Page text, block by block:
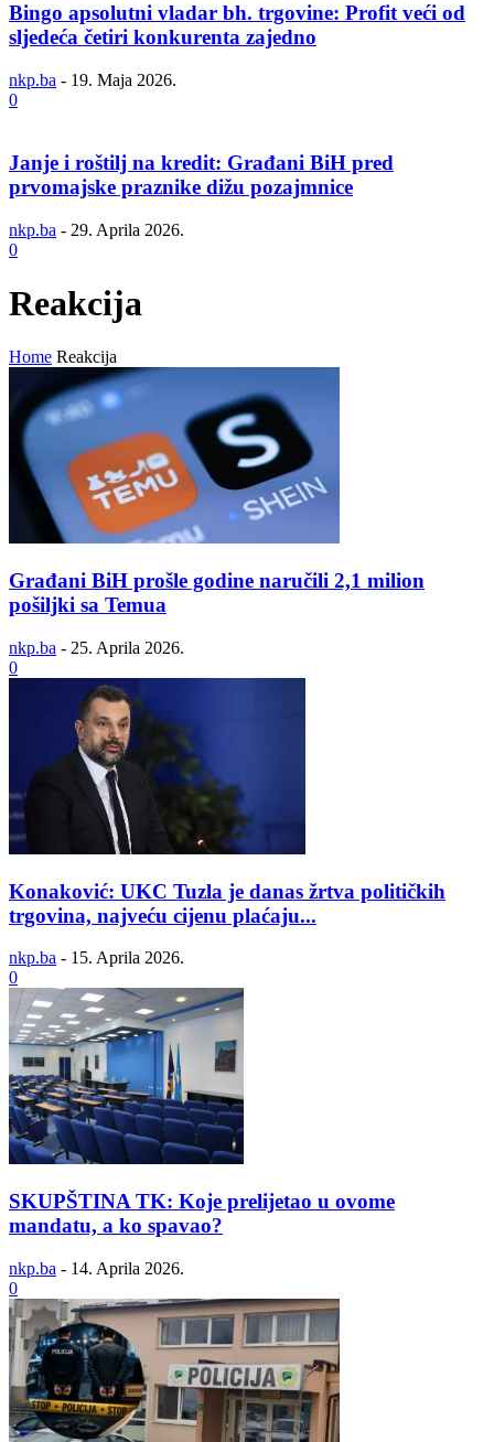
Bingo apsolutni vladar bh. trgovine: Profit veći od
sljedeća četiri konkurenta zajedno
nkp.ba - 19. Maja 2026.
0
Janje i roštilj na kredit: Građani BiH pred
prvomajske praznike dižu pozajmnice
nkp.ba - 29. Aprila 2026.
0
Reakcija
Home Reakcija
Građani BiH prošle godine naručili 2,1 milion
pošiljki sa Temua
nkp.ba - 25. Aprila 2026.
0
Konaković: UKC Tuzla je danas žrtva političkih
trgovina, najveću cijenu plaćaju...
nkp.ba - 15. Aprila 2026.
0
SKUPŠTINA TK: Koje prelijetao u ovome
mandatu, a ko spavao?
nkp.ba - 14. Aprila 2026.
0